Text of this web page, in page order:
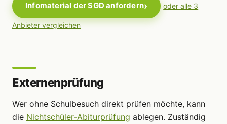
Infomaterial der SGD anfordern oder alle 3
Anbieter vergleichen
Externenprüfung
Wer ohne Schulbesuch direkt prüfen möchte, kann
die Nichtschüler-Abiturprüfung ablegen. Zuständig